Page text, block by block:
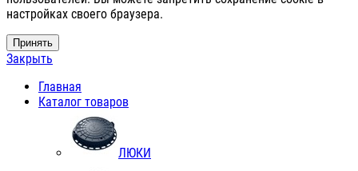
настройках своего браузера.
Принять
Закрыть
Главная
Каталог товаров
ЛЮКИ